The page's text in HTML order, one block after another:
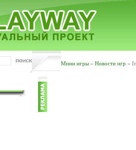
Мини игры » Новости игр »